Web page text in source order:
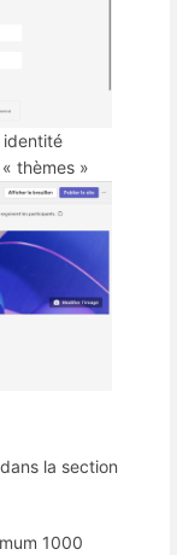
identité
thèmes »
la section
1000